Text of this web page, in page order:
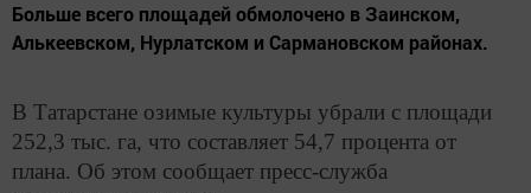
Больше всего площадей обмолочено в Заинском,
Алькеевском, Нурлатском и Сармановском районах.
В Татарстане озимые культуры убрали с площади
252,3 тыс. га, что составляет 54,7 процента от
плана. Об этом сообщает пресс-служба